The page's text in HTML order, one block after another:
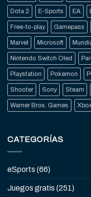
Dota 2 E-Sports EA
Free-to-play Gamepass
Marvel Microsoft
Nintendo Switch Oled
Playstation Pokemon
Shooter Sony Steam
Warner Bros. Games
CATEGORÍAS
eSports (66)
Juegos gratis (251)